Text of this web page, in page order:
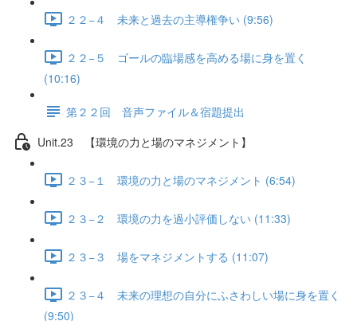
２２−４ 未来と過去の主導権争い (9:56)
２２−５ ゴールの臨場感を高める場に身を置く
(10:16)
第２２回 音声ファイル＆宿題提出
Unit.23 【環境の力と場のマネジメント】
２３−１ 環境の力と場のマネジメント (6:54)
２３−２ 環境の力を過小評価しない (11:33)
２３−３ 場をマネジメントする (11:07)
２３−４ 未来の理想の自分にふさわしい場に身を置く
(9:50)